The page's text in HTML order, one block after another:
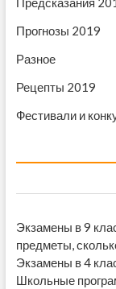
Прогнозы 2019
Разное
Рецепты 2019
Фестивали и
Экзамены в 9
предметы,
Экзамены в 4
Школьные